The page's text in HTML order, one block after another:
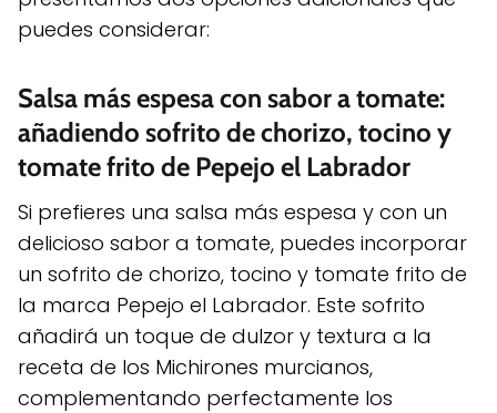
puedes considerar:
Salsa más espesa con sabor a tomate:
añadiendo sofrito de chorizo, tocino y
tomate frito de Pepejo el Labrador
Si prefieres una salsa más espesa y con un
delicioso sabor a tomate, puedes incorporar
un sofrito de chorizo, tocino y tomate frito de
la marca Pepejo el Labrador. Este sofrito
añadirá un toque de dulzor y textura a la
receta de los Michirones murcianos,
complementando perfectamente los